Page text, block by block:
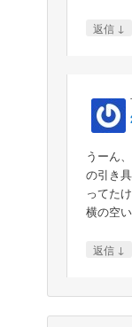
返信 ↓
うーん
の引き
ってた
横の空
返信 ↓